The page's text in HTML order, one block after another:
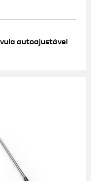
autoajustável